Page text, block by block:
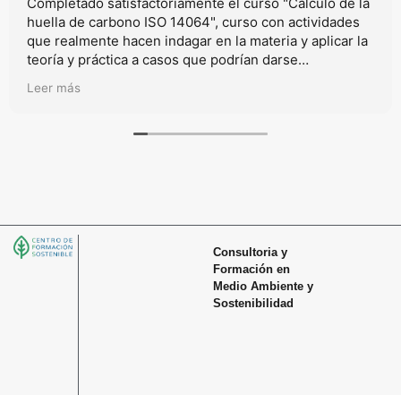
Completado satisfactoriamente el curso "Cálculo de la
huella de carbono ISO 14064", curso con actividades
que realmente hacen indagar en la materia y aplicar la
teoría y práctica a casos que podrían darse
realmmente en el mundo laboral.
Leer más
Consultoria y
Formación en
Medio Ambiente y
Sostenibilidad